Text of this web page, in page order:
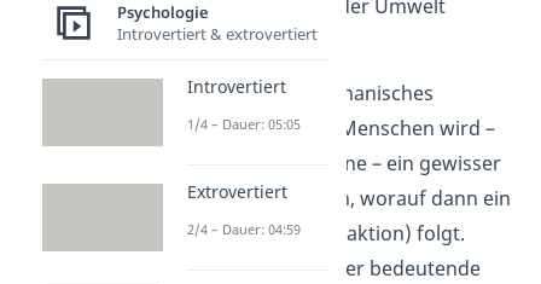
bestimmten Reiz in der Umwelt
zurückzuführen ist.
Das ist ein sehr mechanisches
Menschenbild. Den Menschen wird –
wie bei einer Maschine – ein gewisser
Input (Reiz) gegeben, worauf dann ein
gewisser Output (Reaktion) folgt.
Außerdem hat Skinner bedeutende
Psychologie
Introvertiert & extrovertiert
Introvertiert
1/4 – Dauer: 05:05
Extrovertiert
2/4 – Dauer: 04:59